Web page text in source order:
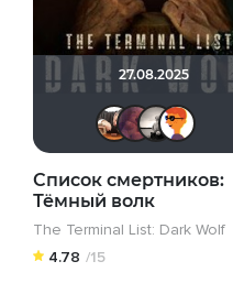
27.08.2025
Список смертников:
Тёмный волк
The Terminal List: Dark Wolf
4.78 /15